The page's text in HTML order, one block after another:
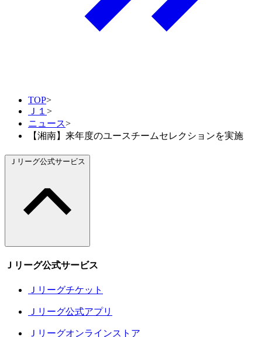
TOP>
Ｊ１ >
ニュース>
【湘南】来年度のユースチームセレクションを実施
Ｊリーグ公式サービス
Ｊリーグ公式サービス
Ｊリーグチケット
Ｊリーグ公式アプリ
Ｊリーグオンラインストア